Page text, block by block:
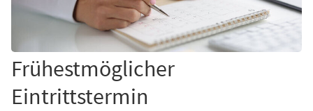
Frühestmöglicher
Eintrittstermin